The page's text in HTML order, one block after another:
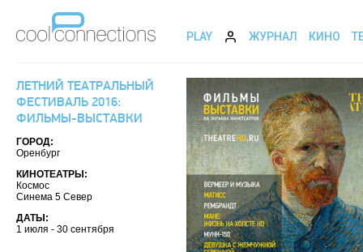
PLAY ЖУРНАЛ КИНО
ЛЕТНИЙ ТЕАТРАЛЬНЫЙ
ФЕСТИВАЛЬ 2016:
ФИЛЬМЫ-ВЫСТАВКИ
ГОРОД:
Оренбург
КИНОТЕАТРЫ:
Космос
Синема 5 Север
ДАТЫ:
1 июля - 30 сентября